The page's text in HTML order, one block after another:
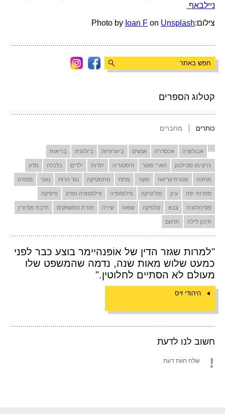
קטלוג הספרים
כותרים מחברים
אבולוציה אכסדרה אנשים ביוגרפיות ביולוגיה בריאות
ג'רונימו סטילטון הארי פוטר היסטוריה יהדות ילדים כלכלה מדע
מחזות מנורת קריאה מקור מתח מתמטיקה נגד הרוח נוער ספורט
ספרות יפה עיון פוליטיקה פילוסופיה פילוסופיה ומדע פיסיקה
פסיכולוגיה צבא קלסיקה שואה שירה תורת המשחקים תיבת פנדורין
תיכון לילה תרגום
"למרות שגזר הדין של אוֹפּנהיימר בוצע כבר לפני
כמעט שלוש מאות שנה, נדמה שהמשפט שלו
מעולם לא הסתיים לחלוטין."
היהודי זיס
חשוב לנו לדעת
שלח חוות דעת
ניילבאף
צילום:Photo by Ioan F on Unsplash